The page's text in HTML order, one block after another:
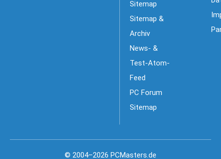
Sitemap
Sitemap &
Archiv
News- &
Test-Atom-
Feed
PC Forum
Sitemap
© 2004–2026 PCMasters.de